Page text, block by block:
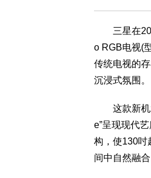
三星在
o RGB电视(
传统电视的
沉浸式氛围。
这款新机承
e”呈现现代
构，使130吋
间中自然融合